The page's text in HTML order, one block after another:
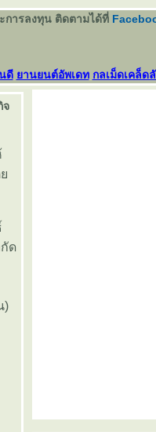
การลงทุน ติดตามได้ที่
ดี านยนต์อัพเดท กลเม็ดเคล็ด
จ
ด
)